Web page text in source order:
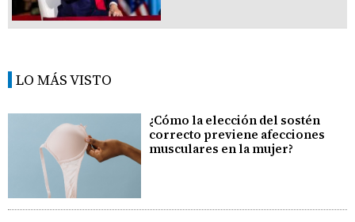
LO MÁS VISTO
¿Cómo la elección del sostén
correcto previene afecciones
musculares en la mujer?